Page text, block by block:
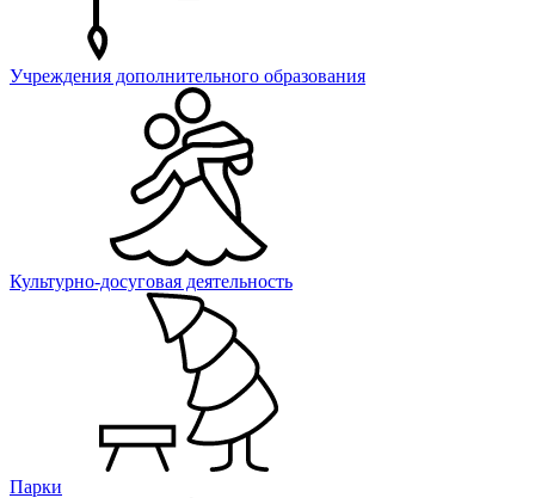
Учреждения дополнительного образования
Культурно-досуговая деятельность
Парки